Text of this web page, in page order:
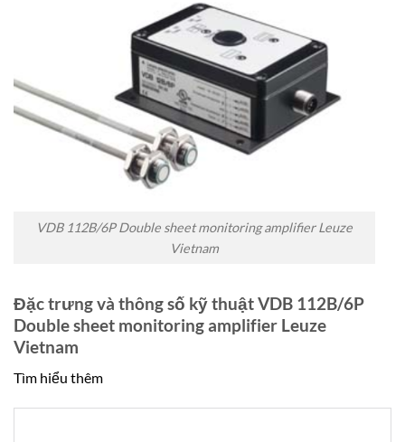
VDB 112B/6P Double sheet monitoring amplifier Leuze
Vietnam
Đặc trưng và thông số kỹ thuật VDB 112B/6P
Double sheet monitoring amplifier Leuze
Vietnam
Tìm hiểu thêm